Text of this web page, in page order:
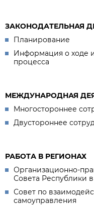
ЗАКОНОДАТЕЛЬНАЯ
Планирование
Информация о ходе и
процесса
МЕЖДУНАРОДНАЯ
Многостороннее
Двустороннее
РАБОТА В РЕГИОНАХ
Организационно-
Совета Республики
Совет по
самоуправления